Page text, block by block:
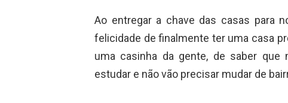
Ao entregar a chave das casas para
felicidade de finalmente ter uma casa
uma casinha da gente, de saber
estudar e não vão precisar mudar de